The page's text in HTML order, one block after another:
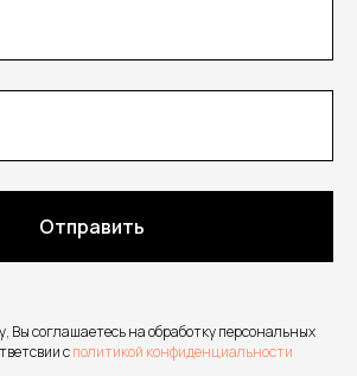
Отправить
Вы соглашаетесь на обработку персональных
сполитикой конфиденциальности